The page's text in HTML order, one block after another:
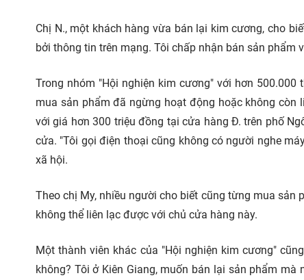
Chị N., một khách hàng vừa bán lại kim cương, cho
bởi thông tin trên mạng. Tôi chấp nhận bán sản phẩm
Trong nhóm "Hội nghiện kim cương" với hơn
mua sản phẩm đã ngừng hoạt động hoặc không
với giá hơn 300 triệu đồng tại cửa hàng Đ. trên phố
cửa. "Tôi gọi điện thoại cũng không có người nghe
xã hội.
Theo chị My, nhiều người cho biết cũng từng mua sản
không thể liên lạc được với chủ cửa hàng này.
Một thành viên khác của "Hội nghiện kim cương"
không? Tôi ở Kiên Giang, muốn bán lại sản phẩm